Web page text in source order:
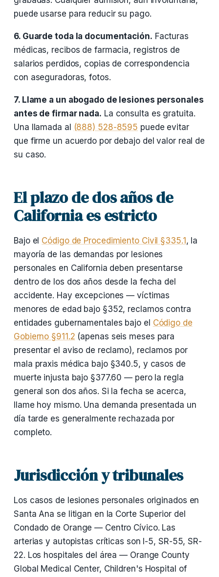
puede usarse para reducir su pago.
6. Guarde toda la documentación. Facturas
médicas, recibos de farmacia, registros de
salarios perdidos, copias de correspondencia
con aseguradoras, fotos.
7. Llame a un abogado de lesiones personales
antes de firmar nada. La consulta es gratuita.
Una llamada al (888) 528-8595 puede evitar
que firme un acuerdo por debajo del valor real de
su caso.
El plazo de dos años de
California es estricto
Bajo el Código de Procedimiento Civil §335.1 , la
mayoría de las demandas por lesiones
personales en California deben presentarse
dentro de los dos años desde la fecha del
accidente. Hay excepciones — víctimas
menores de edad bajo §352, reclamos contra
entidades gubernamentales bajo el Código de
Gobierno §911.2 (apenas seis meses para
presentar el aviso de reclamo), reclamos por
mala praxis médica bajo §340.5, y casos de
muerte injusta bajo §377.60 — pero la regla
general son dos años. Si la fecha se acerca,
llame hoy mismo. Una demanda presentada un
día tarde es generalmente rechazada por
completo.
Jurisdicción y tribunales
Los casos de lesiones personales originados en
Santa Ana se litigan en la Corte Superior del
Condado de Orange — Centro Cívico. Las
arterias y autopistas críticas son I-5, SR-55, SR-
22. Los hospitales del área — Orange County
Global Medical Center, Children's Hospital of